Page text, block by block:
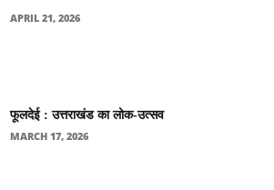
APRIL 21, 2026
फूलदेई : उत्तराखंड का लोक-उत्सव
MARCH 17, 2026